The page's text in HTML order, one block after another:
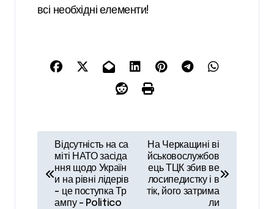
всі необхідні елементи!
в
Відсутність на са
міті НАТО засіда
ння щодо Україн
и на рівні лідерів
– це поступка Тр
ампу – Politico
На Черкащині ві
йськовослужбов
ець ТЦК збив ве
лосипедистку і в
тік, його затрима
ли